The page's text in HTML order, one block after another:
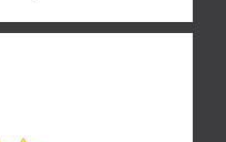
considération, ce qui
de leur métier.